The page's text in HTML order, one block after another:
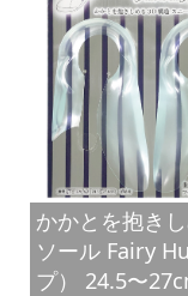
かかとを抱き
ソール Fairy
プ） 24.5〜